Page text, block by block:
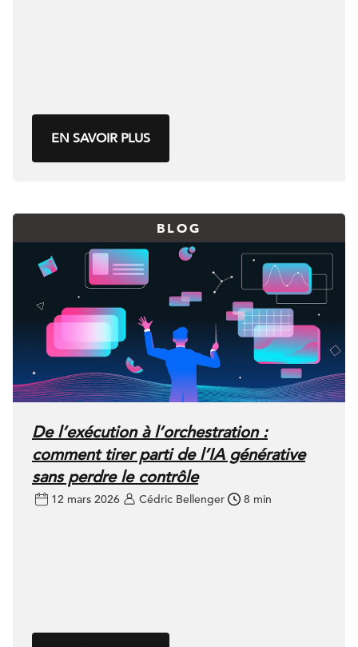
EN SAVOIR PLUS
BLOG
De l’exécution à l’orchestration :
comment tirer parti de l’IA générative
sans perdre le contrôle
12 mars 2026 Cédric Bellenger 8 min